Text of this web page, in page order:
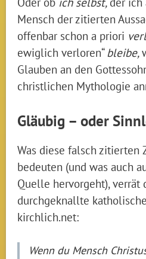
Mensch der zitierten
offenbar schon a priori
ewiglich verloren“bleibe,
Glauben an den
christlichen Mythologie
Gläubig – oder
Was diese falsch zitierten
bedeuten (und was auch
Quelle hervorgeht), verrät
durchgeknallte
kirchlich.net:
Wenn du Mensch